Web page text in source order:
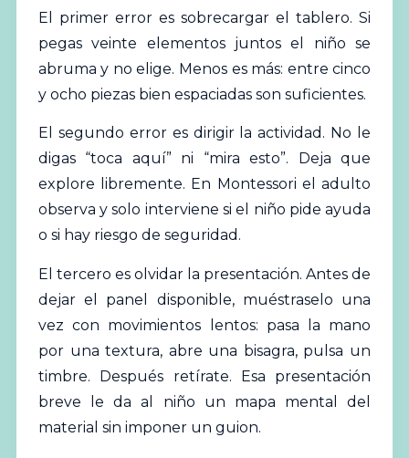
El primer error es sobrecargar el tablero. Si
pegas veinte elementos juntos el niño se
abruma y no elige. Menos es más: entre cinco
y ocho piezas bien espaciadas son suficientes.
El segundo error es dirigir la actividad. No le
digas “toca aquí” ni “mira esto”. Deja que
explore libremente. En Montessori el adulto
observa y solo interviene si el niño pide ayuda
o si hay riesgo de seguridad.
El tercero es olvidar la presentación. Antes de
dejar el panel disponible, muéstraselo una
vez con movimientos lentos: pasa la mano
por una textura, abre una bisagra, pulsa un
timbre. Después retírate. Esa presentación
breve le da al niño un mapa mental del
material sin imponer un guion.